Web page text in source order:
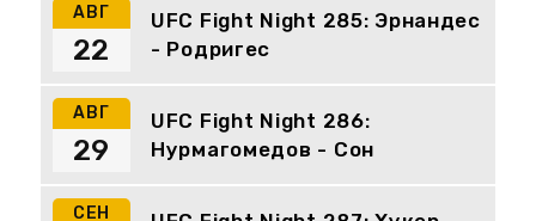
АВГ
UFC Fight Night 285: Эрнандес
- Родригес
22
АВГ
UFC Fight Night 286:
Нурмагомедов - Сон
29
СЕН